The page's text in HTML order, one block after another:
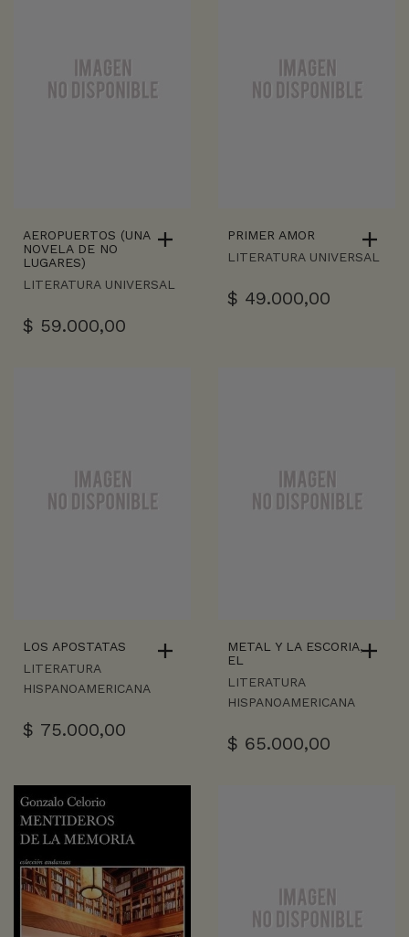
AEROPUERTOS (UNA
NOVELA DE NO
LUGARES)
LITERATURA UNIVERSAL
$ 59.000,00
PRIMER AMOR
LITERATURA UNIVERSAL
$ 49.000,00
LOS APOSTATAS
LITERATURA
HISPANOAMERICANA
$ 75.000,00
METAL Y LA ESCORIA,
EL
LITERATURA
HISPANOAMERICANA
$ 65.000,00